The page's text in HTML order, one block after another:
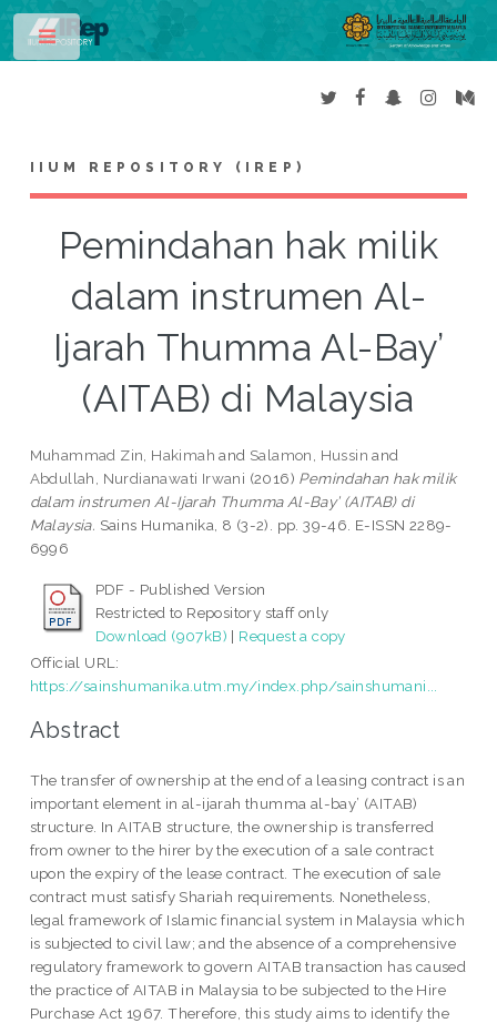
IIUM REPOSITORY (IREP)
Pemindahan hak milik
dalam instrumen Al-
Ijarah Thumma Al-Bay’
(AITAB) di Malaysia
Muhammad Zin, Hakimah and Salamon, Hussin and
Abdullah, Nurdianawati Irwani (2016) Pemindahan hak milik
dalam instrumen Al-Ijarah Thumma Al-Bay’ (AITAB) di
Malaysia. Sains Humanika, 8 (3-2). pp. 39-46. E-ISSN 2289-
6996
PDF - Published Version
Restricted to Repository staff only
Download (907kB) | Request a copy
Official URL:
https://sainshumanika.utm.my/index.php/sainshumani...
Abstract
The transfer of ownership at the end of a leasing contract is an
important element in al-ijarah thumma al-bay’ (AITAB)
structure. In AITAB structure, the ownership is transferred
from owner to the hirer by the execution of a sale contract
upon the expiry of the lease contract. The execution of sale
contract must satisfy Shariah requirements. Nonetheless,
legal framework of Islamic financial system in Malaysia which
is subjected to civil law; and the absence of a comprehensive
regulatory framework to govern AITAB transaction has caused
the practice of AITAB in Malaysia to be subjected to the Hire
Purchase Act 1967. Therefore, this study aims to identify the
Toggle